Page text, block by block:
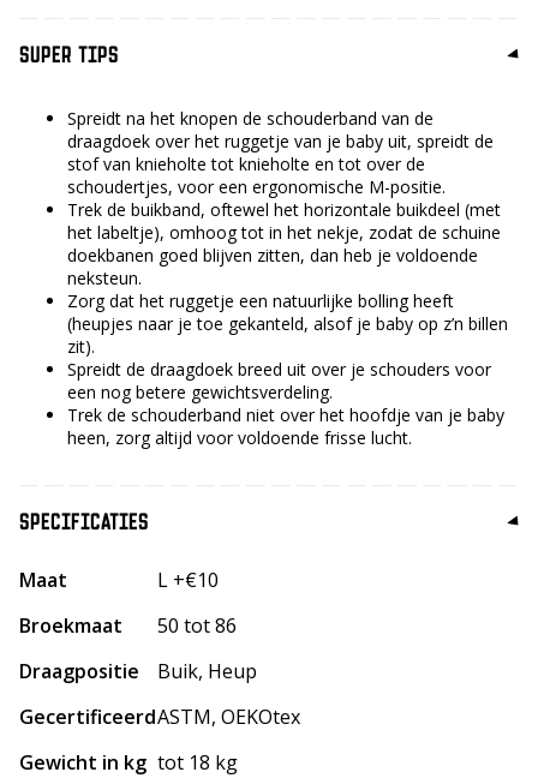
SUPER TIPS
Spreidt na het knopen de schouderband van de
draagdoek over het ruggetje van je baby uit, spreidt de
stof van knieholte tot knieholte en tot over de
schoudertjes, voor een ergonomische M-positie.
Trek de buikband, oftewel het horizontale buikdeel (met
het labeltje), omhoog tot in het nekje, zodat de schuine
doekbanen goed blijven zitten, dan heb je voldoende
neksteun.
Zorg dat het ruggetje een natuurlijke bolling heeft
(heupjes naar je toe gekanteld, alsof je baby op z’n billen
zit).
Spreidt de draagdoek breed uit over je schouders voor
een nog betere gewichtsverdeling.
Trek de schouderband niet over het hoofdje van je baby
heen, zorg altijd voor voldoende frisse lucht.
SPECIFICATIES
Maat
L +€10
Broekmaat
50 tot 86
Draagpositie
Buik, Heup
GecertificeerdASTM, OEKOtex
Gewicht in kg tot 18 kg